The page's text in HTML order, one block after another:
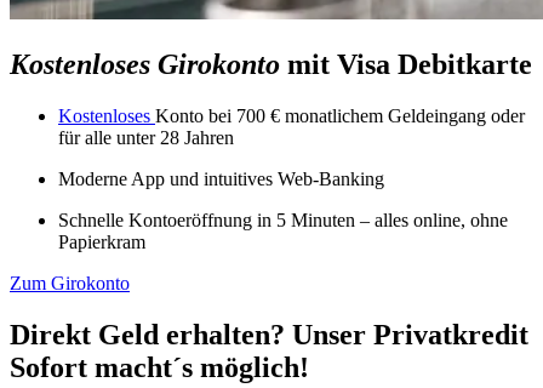
Kostenloses Girokonto mit Visa Debitkarte
Kostenloses Konto bei 700 € monatlichem Geldeingang oder
für alle unter 28 Jahren
Moderne App und intuitives Web-Banking
Schnelle Kontoeröffnung in 5 Minuten – alles online, ohne
Papierkram
Zum Girokonto
Direkt Geld erhalten? Unser Privatkredit
Sofort macht´s möglich!